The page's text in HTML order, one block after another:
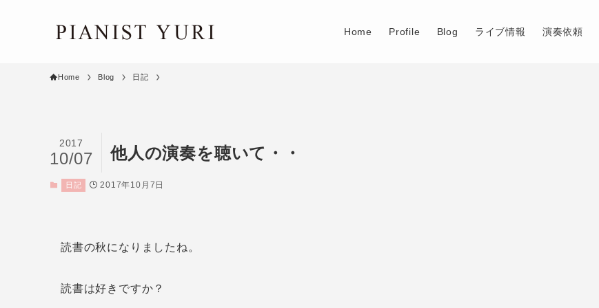
Home Profile Blog ライブ情報 演奏依頼
Home Blog 日記
他人の演奏を聴いて・・
2017
10/07
日記 2017年10月7日
読書の秋になりましたね。
読書は好きですか？